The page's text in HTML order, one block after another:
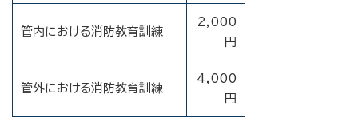
管内における消防教育訓練
2,000
円
管外における消防教育訓練
4,000
円